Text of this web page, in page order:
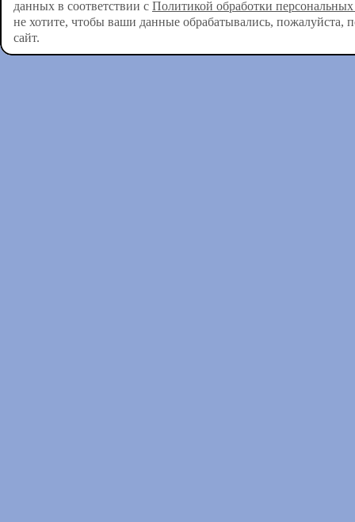
данных в соответствии с Политикой обработки
не хотите, чтобы ваши данные обрабатывались, пожалуйста,
сайт.